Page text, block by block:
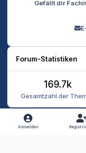
Gefällt dir
Forum-Statistiken
Gesamtzahl der
169.7k
Heller Modus
Dunkler Modus
Anmelden